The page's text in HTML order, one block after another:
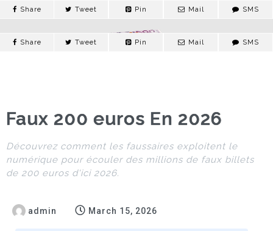
Share Tweet Pin Mail SMS
monnaie en euros
haute qualité
ACHETER DE FAUX BILLETS FAUSSE MONNAIE EN EUROS
Share Tweet Pin Mail SMS
Faux 200 euros En 2026
Découvrez comment les faussaires exploitent le
numérique pour écouler des millions de faux billets
de 200 euros d'ici 2026.
admin March 15, 2026